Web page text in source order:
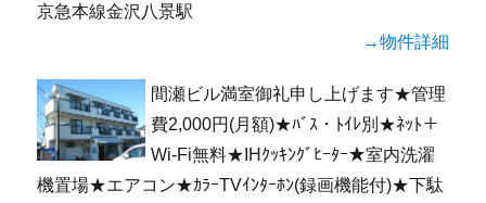
京急本線金沢八景駅
→物件詳細
間瀬ビル満室御礼申し上げます★管理
費2,000円(月額)★ﾊﾞｽ・ﾄｲﾚ別★ﾈｯﾄ＋
Wi-Fi無料★IHｸｯｷﾝｸﾞﾋｰﾀｰ★室内洗濯
機置場★エアコン★ｶﾗｰTVｲﾝﾀｰﾎﾝ(録画機能付)★下駄